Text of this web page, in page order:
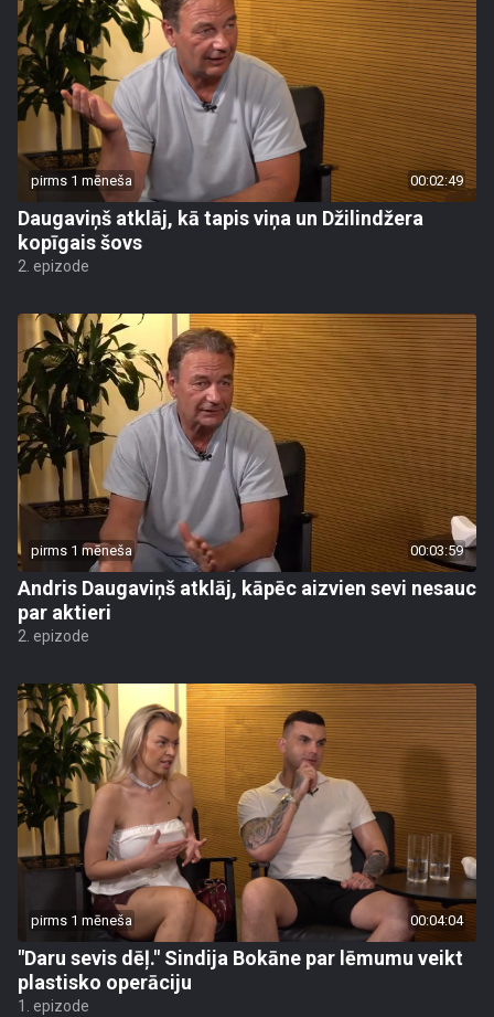
pirms 1 mēneša 00:02:49
Daugaviņš atklāj, kā tapis viņa un Džilindžera
kopīgais šovs
2. epizode
pirms 1 mēneša 00:03:59
Andris Daugaviņš atklāj, kāpēc aizvien sevi nesauc
par aktieri
2. epizode
pirms 1 mēneša 00:04:04
"Daru sevis dēļ." Sindija Bokāne par lēmumu veikt
plastisko operāciju
1. epizode